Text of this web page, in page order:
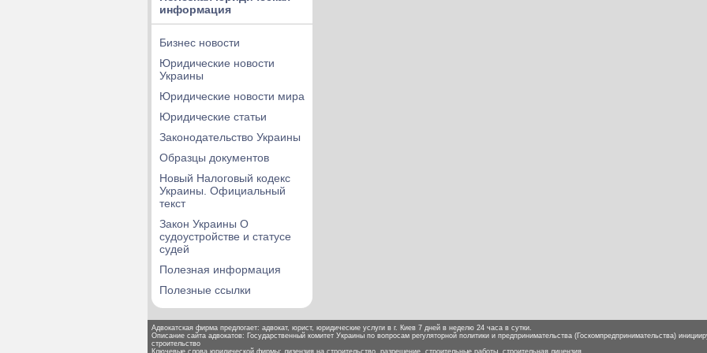
информация
Бизнес новости
Юридические новости
Украины
Юридические новости мира
Юридические статьи
Законодательство Украины
Образцы документов
Новый Налоговый кодекс
Украины. Официальный
текст
Закон Украины О
судоустройстве и статусе
судей
Полезная информация
Полезные ссылки
Адвокатская фирма предлогает: адвокат, юрист, юридические услуги в г. Киев 7 дней в неделю 24 часа в сутки.
Описание сайта адвокатов: Государственный комитет Украины по вопросам регуляторной политики и предпринимательства (Госкомпредпринимательства)
строительство
Ключевые слова юридической фирмы: лизензия на строительство, разрешение, строительные работы, строительная лицензия